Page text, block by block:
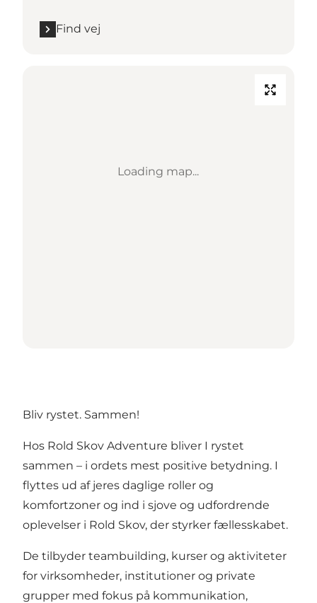
Find vej
Loading map...
Bliv rystet. Sammen!
Hos Rold Skov Adventure bliver I rystet
sammen – i ordets mest positive betydning. I
flyttes ud af jeres daglige roller og
komfortzoner og ind i sjove og udfordrende
oplevelser i Rold Skov, der styrker fællesskabet.
De tilbyder teambuilding, kurser og aktiviteter
for virksomheder, institutioner og private
grupper med fokus på kommunikation,